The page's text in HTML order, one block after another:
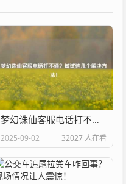
梦幻诛仙客服电话打不通？试试这几个解决方法！
2025-09-02 32027 人在看